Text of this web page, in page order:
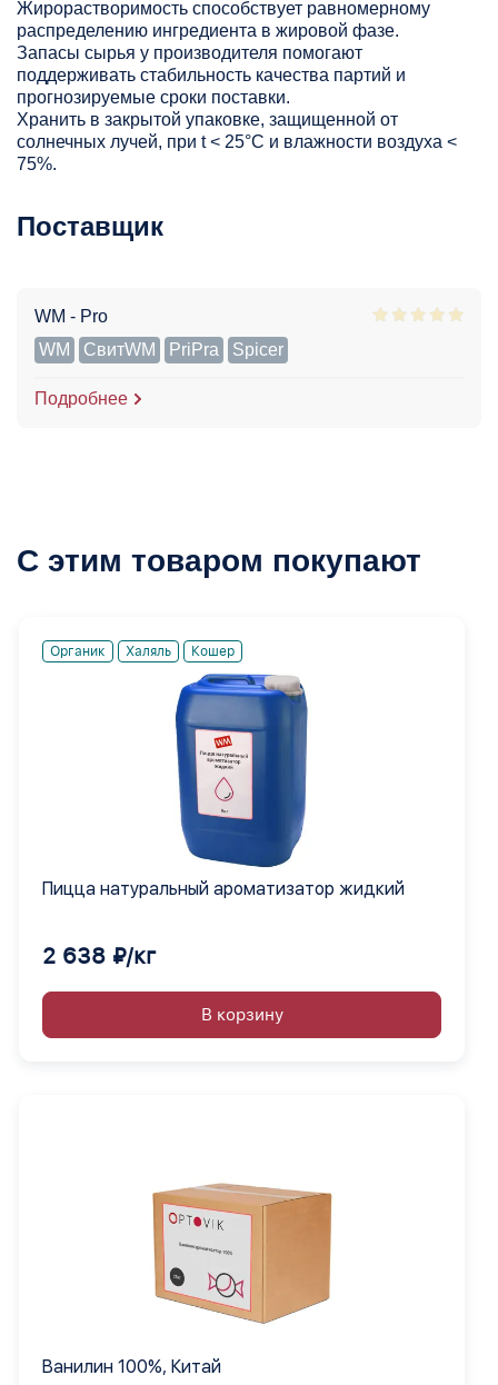
Жирорастворимость способствует равномерному
распределению ингредиента в жировой фазе.
Запасы сырья у производителя помогают
поддерживать стабильность качества партий и
прогнозируемые сроки поставки.
Хранить в закрытой упаковке, защищенной от
солнечных лучей, при t < 25°С и влажности воздуха <
75%.
Поставщик
WM - Pro
WM
СвитWM PriPra Spicer
Подробнее
С этим товаром покупают
Органик Халяль Кошер
Пицца натуральный ароматизатор жидкий
2 638 ₽/кг
В корзину
Ванилин 100%, Китай